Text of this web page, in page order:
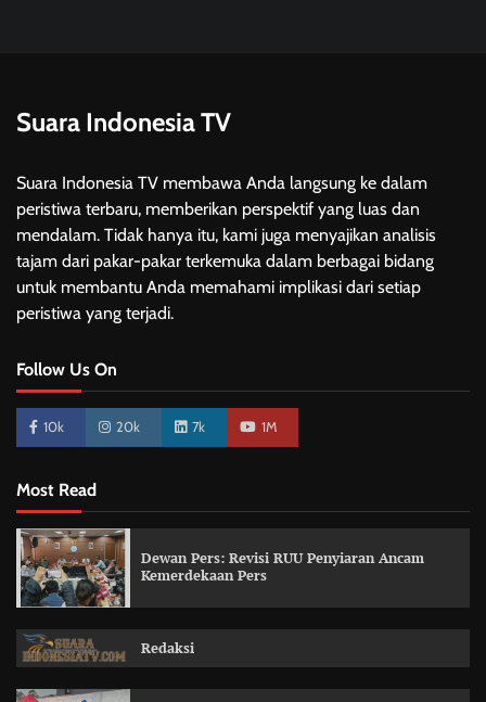
Suara Indonesia TV
Suara Indonesia TV membawa Anda langsung ke dalam
peristiwa terbaru, memberikan perspektif yang luas dan
mendalam. Tidak hanya itu, kami juga menyajikan analisis
tajam dari pakar-pakar terkemuka dalam berbagai bidang
untuk membantu Anda memahami implikasi dari setiap
peristiwa yang terjadi.
Follow Us On
10k 20k 7k 1M
Most Read
Dewan Pers: Revisi RUU Penyiaran Ancam
Kemerdekaan Pers
Redaksi